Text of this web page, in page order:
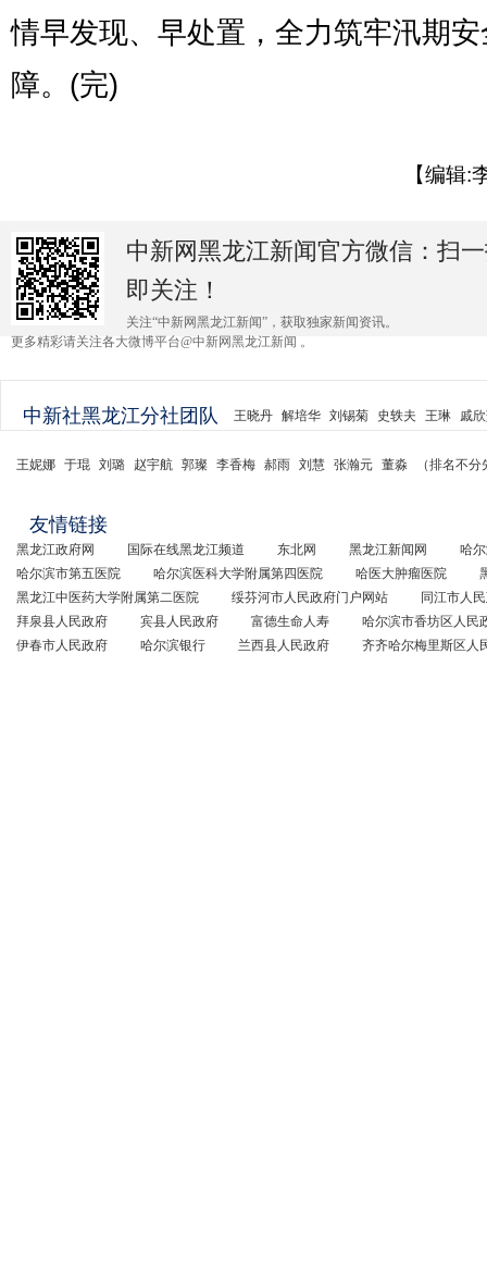
情早发现、早处置，全力筑牢汛期
障。(完)
【编辑:
中新网黑龙江新闻官方微信：扫
即关注！
关注“中新网黑龙江新闻”，获取独家新闻资讯。
更多精彩请关注各大微博平台@中新网黑龙江新闻 。
中新社黑龙江分社团队 王晓丹 解培华 刘锡菊 史轶夫 王琳 戚
王妮娜 于琨 刘璐 赵宇航 郭璨 李香梅 郝雨 刘慧 张瀚元 董淼 （排名不
友情链接
黑龙江政府网 国际在线黑龙江频道 东北网 黑龙江新闻网
哈
哈尔滨市第五医院
哈尔滨医科大学附属第四医院 哈医大肿瘤医院
黑龙江中医药大学附属第二医院
绥芬河市人民政府门户网站
同江市人
拜泉县人民政府
宾县人民政府 富德生命人寿
哈尔滨市香坊区人民
伊春市人民政府
哈尔滨银行 兰西县人民政府 齐齐哈尔梅里斯区人